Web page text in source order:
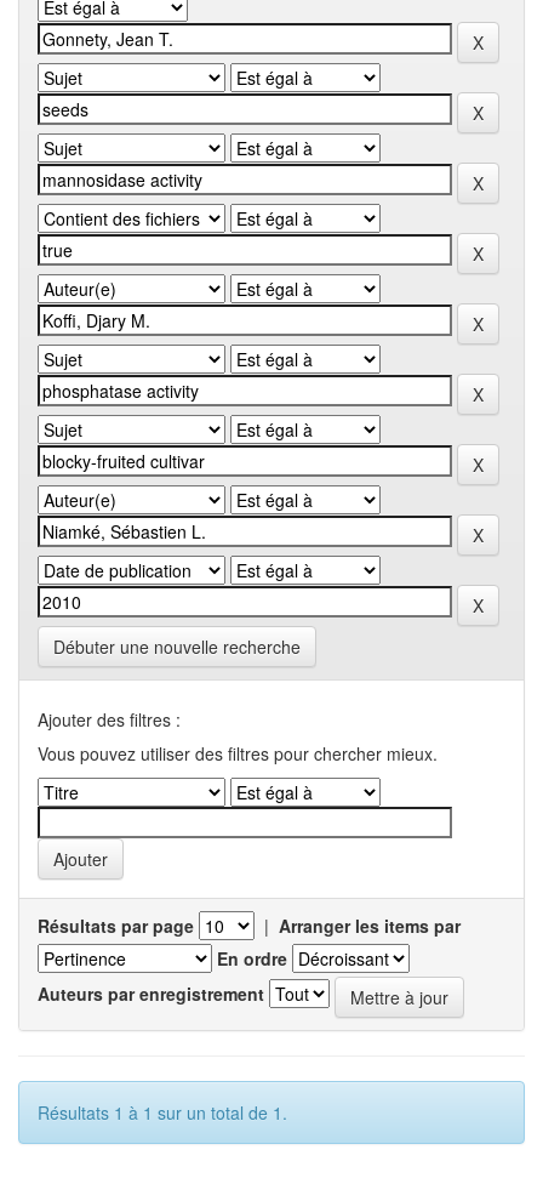
Débuter une nouvelle recherche
Ajouter des filtres :
Vous pouvez utiliser des filtres pour chercher mieux.
Résultats par page | Arranger les items par
En ordre
Auteurs par enregistrement
Résultats 1 à 1 sur un total de 1.